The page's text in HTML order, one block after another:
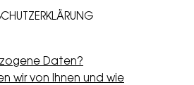
Daten?
wir von Ihnen und wie